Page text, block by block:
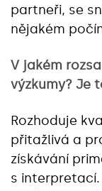
partneři, se
nějakém
V jakém
výzkumy? Je
Rozhoduje
přitažlivá a
získávání
s